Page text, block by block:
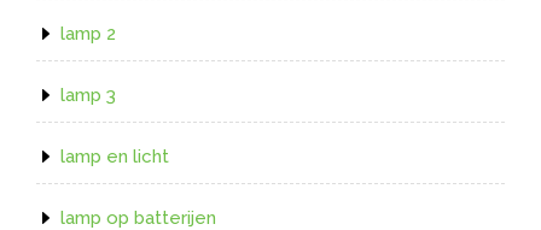
lamp 2
lamp 3
lamp en licht
lamp op batterijen